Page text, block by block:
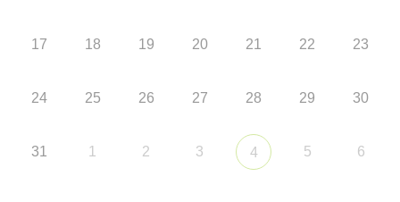
17 18 19 20 21 22 23
24 25 26 27 28 29 30
31 1 2 3 4 5 6